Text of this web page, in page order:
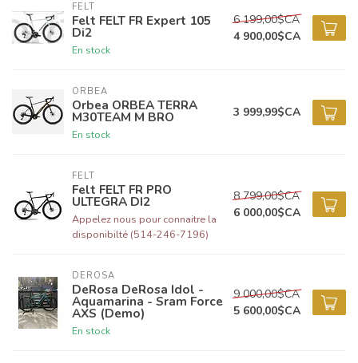
FELT
Felt FELT FR Expert 105
Di2
En stock
6 199,00$CA
4 900,00$CA
ORBEA
Orbea ORBEA TERRA
M30TEAM M BRO
En stock
3 999,99$CA
FELT
Felt FELT FR PRO
ULTEGRA DI2
Appelez nous pour connaitre la
disponibilté (514-246-7196)
8 799,00$CA
6 000,00$CA
DEROSA
DeRosa DeRosa Idol -
Aquamarina - Sram Force
AXS (Demo)
En stock
9 000,00$CA
5 600,00$CA